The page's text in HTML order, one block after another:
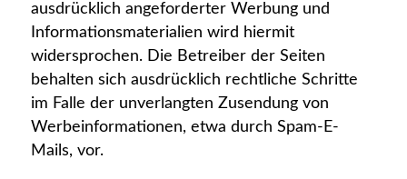
ausdrücklich angeforderter Werbung und
Informationsmaterialien wird hiermit
widersprochen. Die Betreiber der Seiten
behalten sich ausdrücklich rechtliche Schritte
im Falle der unverlangten Zusendung von
Werbeinformationen, etwa durch Spam-E-
Mails, vor.